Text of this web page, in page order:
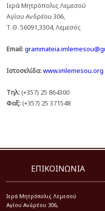
Iερά Μητρόπολις Λεμεσού
Αγίου Ανδρέου 306,
Τ.Θ. 56091,3304, Λεμεσός
Email:
Ιστοσελίδα:www.imlemesou.org
Τηλ:(+357) 25 864300
Φαξ:(+357) 25 371548
ΕΠΙΚΟΙΝΩΝΙΑ
Iερά Μητρόπολις Λεμεσού
Αγίου Ανδρέου 306,